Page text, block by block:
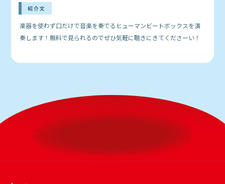
紹介文
楽器を使わず口だけで音楽を奏でるヒューマンビートボックスを演
奏します！無料で見られるのでぜひ気軽に聴きにきてくださーい！